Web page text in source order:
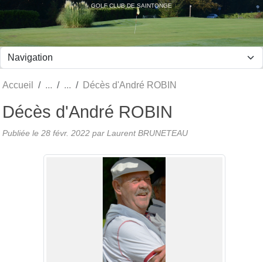
GOLF CLUB DE SAINTONGE
Accueil Décès d'André ROBIN
Décès d'André ROBIN
Publiée le 28 févr. 2022 par Laurent BRUNETEAU
Panneau de gestion des cookies